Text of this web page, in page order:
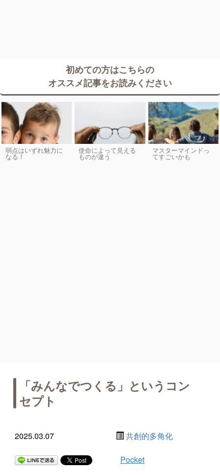
初めての方はこちらの
オススメ記事をお読みください
弱点はいずれ魅力に
なる！
使命によって見える
ものが違う
マスターマインドっ
てすごいかも
「みんなでつくる」というコン
セプト
2025.03.07 共創的多角化
Pocket